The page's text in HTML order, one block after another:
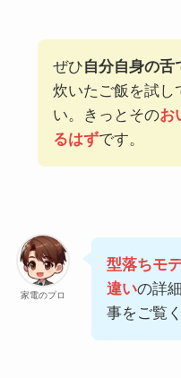
ぜひ自分自身の舌
炊いたご飯を試し
い。きっとそのお
るはずです。
家電のプロ
型落ちモ
違いの詳
事をご覧